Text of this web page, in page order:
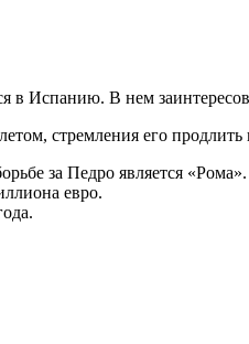
в Испанию. В нем
стремления его
за Педро является «Рома».
евро.